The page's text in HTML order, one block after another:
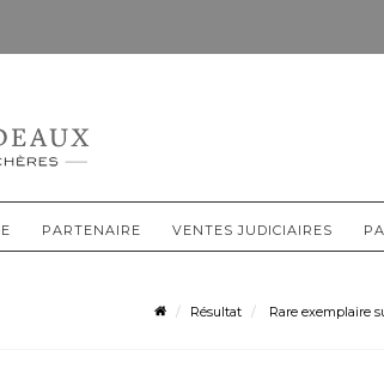
PARTENAIRE VENTES JUDICIAIRES
Résultat Rare exemplaire